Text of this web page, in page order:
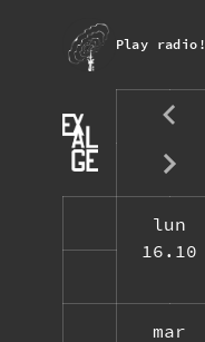
Play radio!
lun
16.10
mar